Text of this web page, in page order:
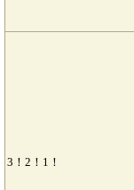
3！2！1！